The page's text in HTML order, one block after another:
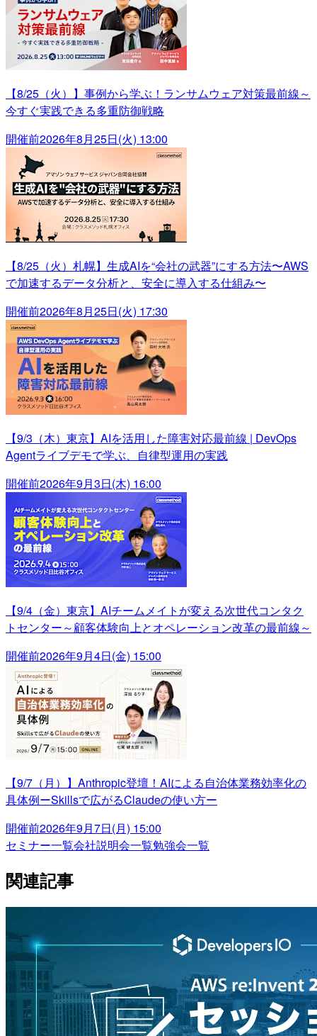
【8/25（火）】事例から学ぶ！ランサムウェア対策最前線～
今すぐ実践できる多重防御戦略
開催前2026年8月25日(火) 13:00
【8/25（火）札幌】生成AIを“会社の武器”にする方法〜AWS
で加速するデータ分析と、安全に導入する仕組み〜
開催前2026年8月25日(火) 17:30
【9/3（木）東京】AIを活用した障害対応最前線 | DevOps
Agentライブデモで学ぶ、自律型運用の実践
開催前2026年9月3日(木) 16:00
【9/4（金）東京】AIチームメイトが変える次世代コンタク
トセンター～顧客体験向上とオペレーション改革の最前線～
開催前2026年9月4日(金) 15:00
【9/7（月）】Anthropic登壇！AIによる自治体業務効率化の
具体例ーSkillsで広がるClaudeの使い方ー
開催前2026年9月7日(月) 15:00
セミナー一覧会社説明会一覧勉強会一覧
関連記事